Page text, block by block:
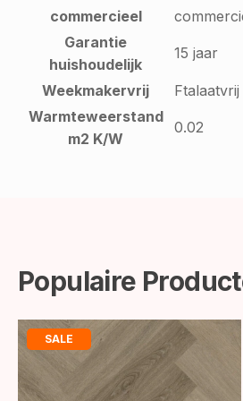
commercieel
Garantie
huishoudelijk
15 jaar
Weekmakervrij
Warmteweerstand
m2 K/W
0.02
Populaire
SALE